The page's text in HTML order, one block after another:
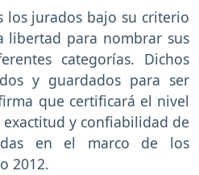
los jurados bajo su criterio
libertad para nombrar sus
categorías. Dichos
y guardados para ser
que certificará el nivel
y confiabilidad de
en el marco de los
2012.